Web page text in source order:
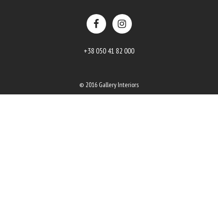
+38 050 41 82 000
© 2016 Gallery Interiors